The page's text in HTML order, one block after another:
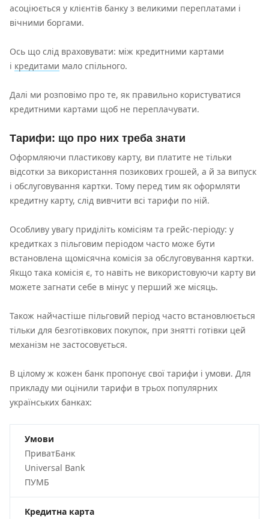
асоціюється у клієнтів банку з великими переплатами і
вічними боргами.
Ось що слід враховувати: між кредитними картами
і кредитами мало спільного.
Далі ми розповімо про те, як правильно користуватися
кредитними картами щоб не переплачувати.
Тарифи: що про них треба знати
Оформляючи пластикову карту, ви платите не тільки
відсотки за використання позикових грошей, а й за випуск
і обслуговування картки. Тому перед тим як оформляти
кредитну карту, слід вивчити всі тарифи по ній.
Особливу увагу приділіть комісіям та грейс-періоду: у
кредитках з пільговим періодом часто може бути
встановлена щомісячна комісія за обслуговування картки.
Якщо така комісія є, то навіть не використовуючи карту ви
можете загнати себе в мінус у перший же місяць.
Також найчастіше пільговий період часто встановлюється
тільки для безготівкових покупок, при знятті готівки цей
механізм не застосовується.
В цілому ж кожен банк пропонує свої тарифи і умови. Для
прикладу ми оцінили тарифи в трьох популярних
українських банках:
Умови
ПриватБанк
Universal Bank
ПУМБ
Кредитна карта